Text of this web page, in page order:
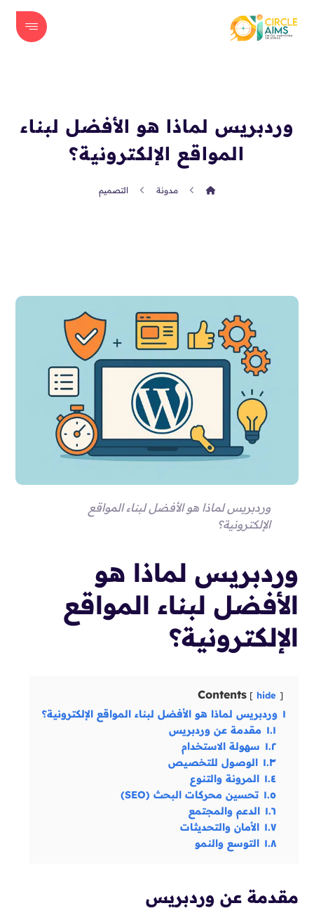
وردبريس لماذا هو الأفضل لبناء
المواقع الإلكترونية؟
مدونة التصميم
وردبريس لماذا هو الأفضل لبناء المواقع
الإلكترونية؟
وردبريس لماذا هو
الأفضل لبناء المواقع
الإلكترونية؟
Contents hide
١ وردبريس لماذا هو الأفضل لبناء المواقع الإلكترونية؟
١.١ مقدمة عن وردبريس
١.٢ سهولة الاستخدام
١.٣ الوصول للتخصيص
١.٤ المرونة والتنوع
١.٥ تحسين محركات البحث (SEO)
١.٦ الدعم والمجتمع
١.٧ الأمان والتحديثات
١.٨ التوسع والنمو
مقدمة عن وردبريس